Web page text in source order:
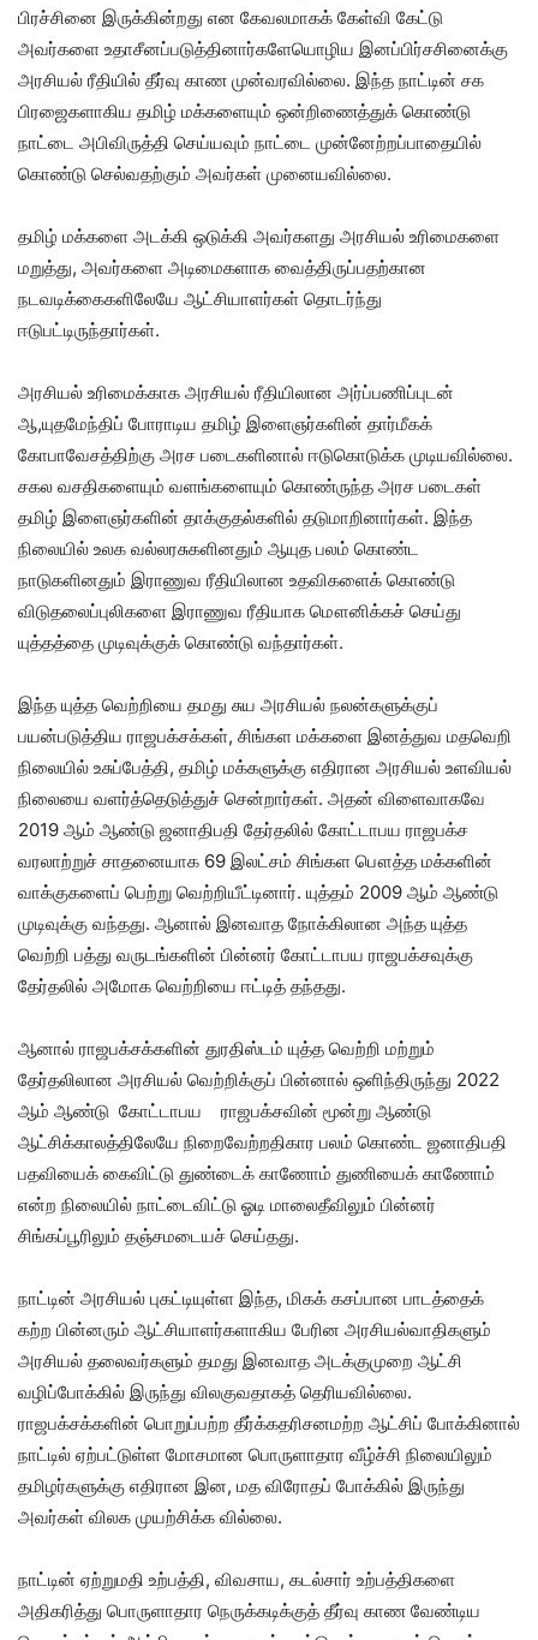
பிரச்சினை இருக்கின்றது என கேவலமாகக் கேள்வி கேட்டு
அவர்களை உதாசீனப்படுத்தினார்களேயொழிய இனப்பிர்சசினைக்கு
அரசியல் ரீதியில் தீர்வு காண முன்வரவில்லை. இந்த நாட்டின் சக
பிரஜைகளாகிய தமிழ் மக்களையும் ஒன்றிணைத்துக் கொண்டு
நாட்டை அபிவிருத்தி செய்யவும் நாட்டை முன்னேற்றப்பாதையில்
கொண்டு செல்வதற்கும் அவர்கள் முனையவில்லை.
தமிழ் மக்களை அடக்கி ஒடுக்கி அவர்களது அரசியல் உரிமைகளை
மறுத்து, அவர்களை அடிமைகளாக வைத்திருப்பதற்கான
நடவடிக்கைகளிலேயே ஆட்சியாளர்கள் தொடர்ந்து
ஈடுபட்டிருந்தார்கள்.
அரசியல் உரிமைக்காக அரசியல் ரீதியிலான அர்ப்பணிப்புடன்
ஆ,யுதமேந்திப் போராடிய தமிழ் இளைஞர்களின் தார்மீகக்
கோபாவேசத்திற்கு அரச படைகளினால் ஈடுகொடுக்க முடியவில்லை.
சகல வசதிகளையும் வளங்களையும் கொண்ருந்த அரச படைகள்
தமிழ் இளைஞர்களின் தாக்குதல்களில் தடுமாறினார்கள். இந்த
நிலையில் உலக வல்லரசுகளினதும் ஆயுத பலம் கொண்ட
நாடுகளினதும் இராணுவ ரீதியிலான உதவிகளைக் கொண்டு
விடுதலைப்புலிகளை இராணுவ ரீதியாக மௌனிக்கச் செய்து
யுத்தத்தை முடிவுக்குக் கொண்டு வந்தார்கள்.
இந்த யுத்த வெற்றியை தமது சுய அரசியல் நலன்களுக்குப்
பயன்படுத்திய ராஜபக்சக்கள், சிங்கள மக்களை இனத்துவ மதவெறி
நிலையில் உசுப்பேத்தி, தமிழ் மக்களுக்கு எதிரான அரசியல் உளவியல்
நிலையை வளர்த்தெடுத்துச் சென்றார்கள். அதன் விளைவாகவே
2019 ஆம் ஆண்டு ஜனாதிபதி தேர்தலில் கோட்டாபய ராஜபக்ச
வரலாற்றுச் சாதனையாக 69 இலட்சம் சிங்கள பௌத்த மக்களின்
வாக்குகளைப் பெற்று வெற்றியீட்டினார். யுத்தம் 2009 ஆம் ஆண்டு
முடிவுக்கு வந்தது. ஆனால் இனவாத நோக்கிலான அந்த யுத்த
வெற்றி பத்து வருடங்களின் பின்னர் கோட்டாபய ராஜபக்சவுக்கு
தேர்தலில் அமோக வெற்றியை ஈட்டித் தந்தது.
ஆனால் ராஜபக்சக்களின் துரதிஸ்டம் யுத்த வெற்றி மற்றும்
தேர்தலிலான அரசியல் வெற்றிக்குப் பின்னால் ஒளிந்திருந்து 2022
ஆம் ஆண்டு கோட்டாபய ராஜபக்சவின் மூன்று ஆண்டு
ஆட்சிக்காலத்திலேயே நிறைவேற்றதிகார பலம் கொண்ட ஜனாதிபதி
பதவியைக் கைவிட்டு துண்டைக் காணோம் துணியைக் காணோம்
என்ற நிலையில் நாட்டைவிட்டு ஓடி மாலைதீவிலும் பின்னர்
சிங்கப்பூரிலும் தஞ்சமடையச் செய்தது.
நாட்டின் அரசியல் புகட்டியுள்ள இந்த, மிகக் கசப்பான பாடத்தைக்
கற்ற பின்னரும் ஆட்சியாளர்களாகிய பேரின அரசியல்வாதிகளும்
அரசியல் தலைவர்களும் தமது இனவாத அடக்குமுறை ஆட்சி
வழிப்போக்கில் இருந்து விலகுவதாகத் தெரியவில்லை.
ராஜபக்சக்களின் பொறுப்பற்ற தீர்க்கதரிசனமற்ற ஆட்சிப் போக்கினால்
நாட்டில் ஏற்பட்டுள்ள மோசமான பொருளாதார வீழ்ச்சி நிலையிலும்
தமிழர்களுக்கு எதிரான இன, மத விரோதப் போக்கில் இருந்து
அவர்கள் விலக முயற்சிக்க வில்லை.
நாட்டின் ஏற்றுமதி உற்பத்தி, விவசாய, கடல்சார் உற்பத்திகளை
அதிகரித்து பொருளாதார நெருக்கடிக்குத் தீர்வு காண வேண்டிய